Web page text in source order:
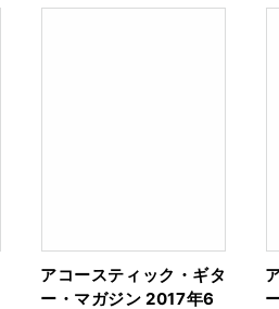
アコースティック・ギタ
ー・マガジン 2017年6